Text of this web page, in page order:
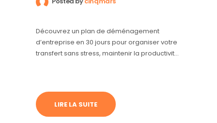
Découvrez un plan de déménagement
d’entreprise en 30 jours pour organiser votre
transfert sans stress, maintenir la productivité
LIRE LA SUITE